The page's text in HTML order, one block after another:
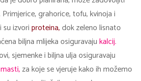
grahorice, tofu, kvinoja i
izvoriproteina,dok zeleno lisnato
biljna mlijeka osiguravajukalcij.
sjemenke i biljna ulja osiguravaju
za koje se vjeruje kako ih možemo